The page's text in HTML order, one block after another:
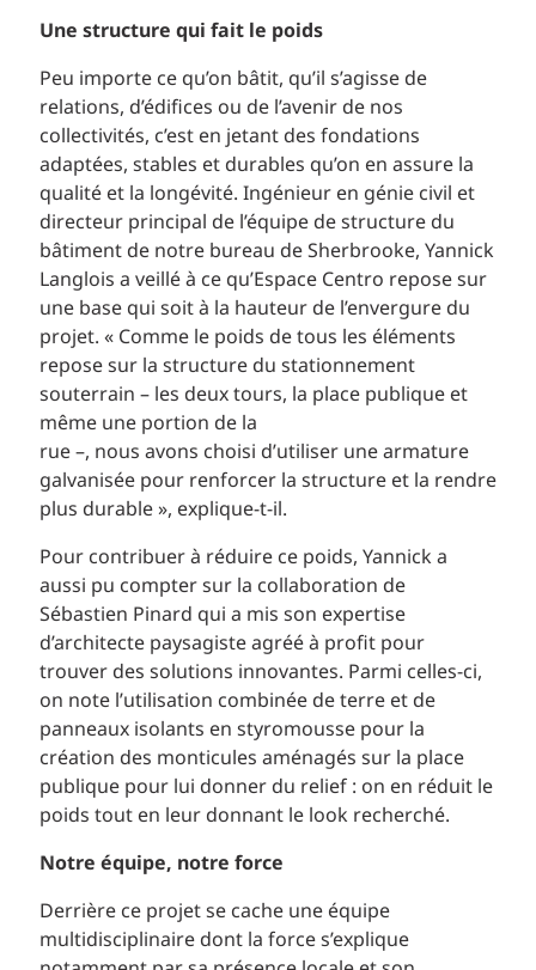
Une structure qui fait le poids
Peu importe ce qu’on bâtit, qu’il s’agisse de
relations, d’édifices ou de l’avenir de nos
collectivités, c’est en jetant des fondations
adaptées, stables et durables qu’on en assure la
qualité et la longévité. Ingénieur en génie civil et
directeur principal de l’équipe de structure du
bâtiment de notre bureau de Sherbrooke, Yannick
Langlois a veillé à ce qu’Espace Centro repose sur
une base qui soit à la hauteur de l’envergure du
projet. « Comme le poids de tous les éléments
repose sur la structure du stationnement
souterrain – les deux tours, la place publique et
même une portion de la
rue –, nous avons choisi d’utiliser une armature
galvanisée pour renforcer la structure et la rendre
plus durable », explique-t-il.
Pour contribuer à réduire ce poids, Yannick a
aussi pu compter sur la collaboration de
Sébastien Pinard qui a mis son expertise
d’architecte paysagiste agréé à profit pour
trouver des solutions innovantes. Parmi celles-ci,
on note l’utilisation combinée de terre et de
panneaux isolants en styromousse pour la
création des monticules aménagés sur la place
publique pour lui donner du relief : on en réduit le
poids tout en leur donnant le look recherché.
Notre équipe, notre force
Derrière ce projet se cache une équipe
multidisciplinaire dont la force s’explique